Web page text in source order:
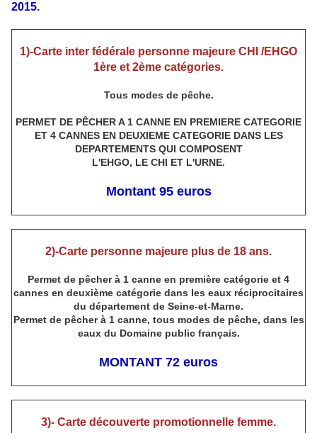
2015.
1)-Carte inter fédérale personne majeure CHI /EHGO
1ère et 2ème catégories.
Tous modes de pêche.
PERMET DE PÊCHER A 1 CANNE EN PREMIERE CATEGORIE
ET 4 CANNES EN DEUXIEME CATEGORIE DANS LES
DEPARTEMENTS QUI COMPOSENT
L'EHGO, LE CHI ET L'URNE.
Montant 95 euros
2)-Carte personne majeure plus de 18 ans.
Permet de pêcher à 1 canne en première catégorie et 4
cannes en deuxième catégorie dans les eaux réciprocitaires
du département de Seine-et-Marne.
Permet de pêcher à 1 canne, tous modes de pêche, dans les
eaux du Domaine public français.
MONTANT 72 euros
3)- Carte découverte promotionnelle femme.